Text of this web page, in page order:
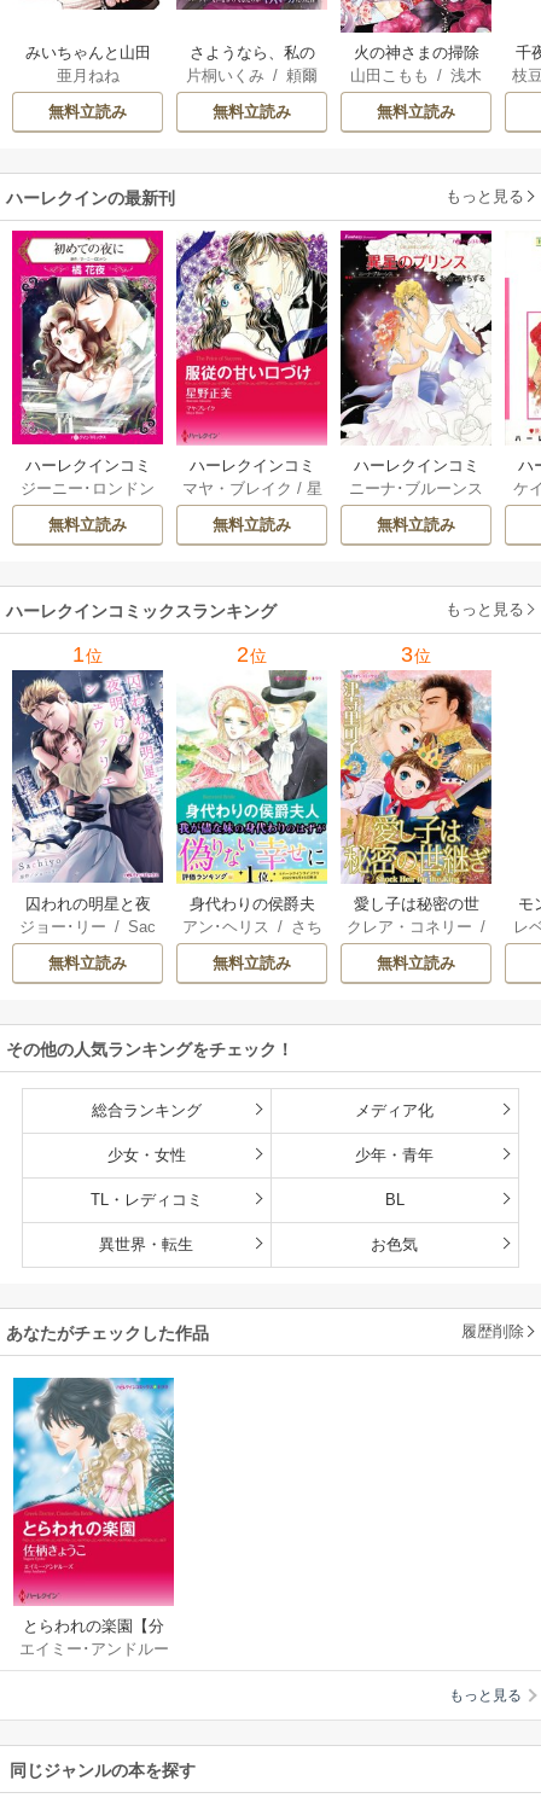
みいちゃんと山田
さん
亜月ねね
無料立読み
さようなら、私の
冷遇生活 ～パーテ
ィーで声をかけて
きたのがヤバい男
片桐いくみ /頼爾
無料立読み
火の神さまの掃除
人ですが、いつの
間にか花嫁として
溺愛されています
山田こもも /浅木
伊都/SNC
無料立読み
千
国
枝
ハーレクインの最新刊 もっと見る
ハーレクインコミ
ックス セット 202
6年 vol.1064 1巻
ジーニー･ロンドン
/橘花夜/メアリ
ー･ライアンズ
ーガン/星合操/ア
ン･ウィール/ 津寺
里可子
無料立読み
ハーレクインコミ
ックス セット 202
6年 vol.1002 1巻
マヤ・ブレイク / 星
野正美/ヘレン･ブ
ルックス/のわきね
ウェイ/一重夕子
無料立読み
ハーレクインコミ
ックス セット 202
6年 vol.1063 1巻
ニーナ･ブルーンス
/おおつきちずる/
レベッカ･ヨーク
ーディ/海野みつる
サラ･ウッド/流
水凛子
無料立読み
ハ
ッ
ケ
/
ザ
ハーレクインコミックスランキング もっと見る
1位
囚われの明星と夜
明けのシュヴァリ
エ
ジョー･リー /Sac
hiyo
無料立読み
2位
身代わりの侯爵夫
人
アン･ヘリス / さち
みりほ
無料立読み
3位
愛し子は秘密の世
継ぎ
クレア・コネリー /
津寺里可子
無料立読み
モ
結
レ
その他の人気ランキングをチェック！
総合ランキング メディア化
少女・女性 少年・青年
TL・レディコミ BL
異世界・転生 お色気
あなたがチェックした作品 履歴削除
とらわれの楽園【分
冊版】
エイミー･アンドルー
ズ/佐柄きょうこ
もっと見る
同じジャンルの本を探す